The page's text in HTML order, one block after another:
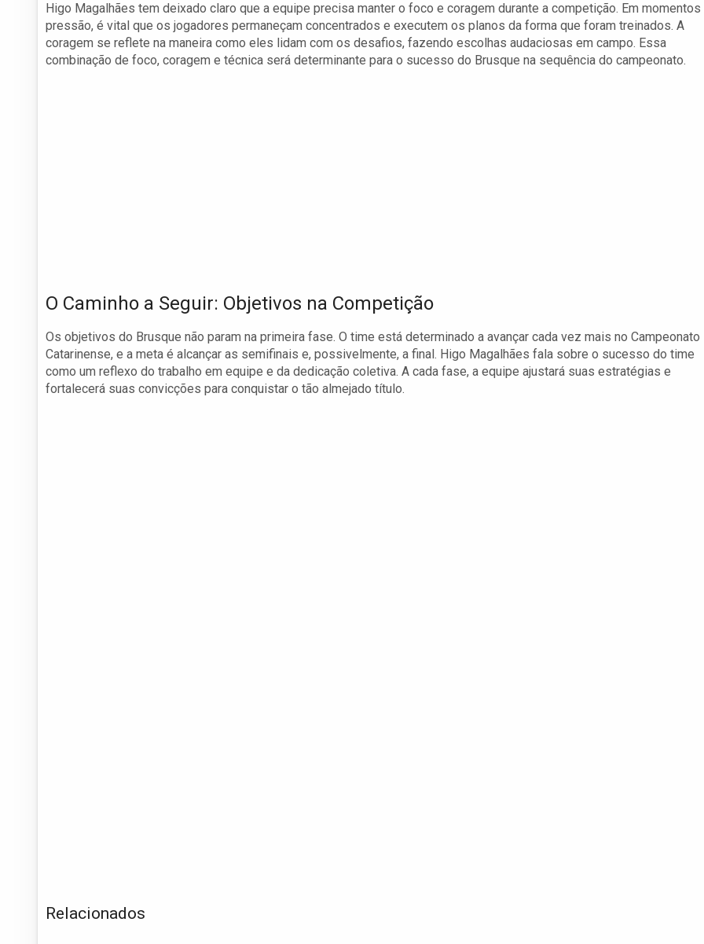
Higo Magalhães tem deixado claro que a equipe precisa manter o foco e coragem durante a competição. Em momentos
pressão, é vital que os jogadores permaneçam concentrados e executem os planos da forma que foram treinados. A
coragem se reflete na maneira como eles lidam com os desafios, fazendo escolhas audaciosas em campo. Essa
combinação de foco, coragem e técnica será determinante para o sucesso do Brusque na sequência do campeonato.
O Caminho a Seguir: Objetivos na Competição
Os objetivos do Brusque não param na primeira fase. O time está determinado a avançar cada vez mais no Campeonato
Catarinense, e a meta é alcançar as semifinais e, possivelmente, a final. Higo Magalhães fala sobre o sucesso do time
como um reflexo do trabalho em equipe e da dedicação coletiva. A cada fase, a equipe ajustará suas estratégias e
fortalecerá suas convicções para conquistar o tão almejado título.
Relacionados